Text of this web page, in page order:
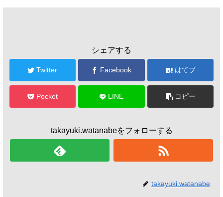
シェアする
Twitter Facebook はてブ
Pocket LINE コピー
takayuki.watanabeをフォローする
takayuki.watanabe